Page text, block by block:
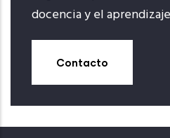
docencia y el
Contacto